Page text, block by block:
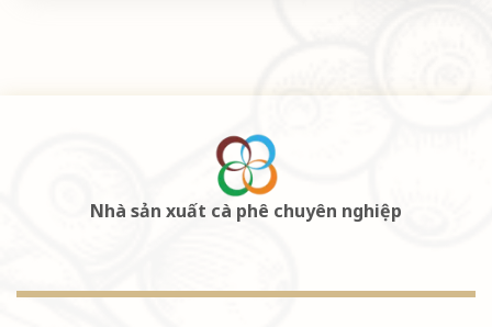
Nhà sản xuất cà phê chuyên nghiệp